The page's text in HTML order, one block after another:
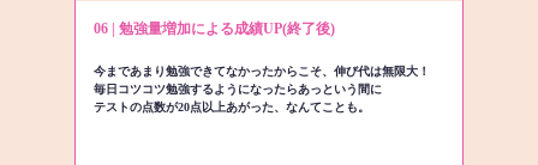
06 | 勉強量増加による成績UP(終了後)
今まであまり勉強できてなかったからこそ、伸び代は無限大！
毎日コツコツ勉強するようになったらあっという間に
テストの点数が20点以上あがった、なんてことも。